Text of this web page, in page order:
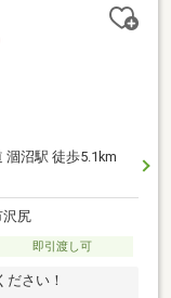
涸沼駅 徒歩5.1km
沢尻
即引渡し可
さい！